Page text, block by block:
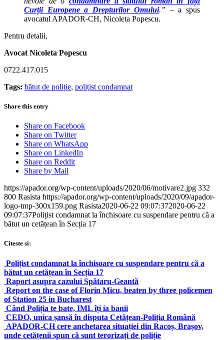
Curții Europene a Drepturilor Omului.” – a spus
avocatul APADOR-CH, Nicoleta Popescu.
Pentru detalii,
Avocat Nicoleta Popescu
0722.417.015
Tags: bătut de poliție, polițist condamnat
Share this entry
Share on Facebook
Share on Twitter
Share on WhatsApp
Share on LinkedIn
Share on Reddit
Share by Mail
https://apador.org/wp-content/uploads/2020/06/motivare2.jpg 332
800 Rasista https://apador.org/wp-content/uploads/2020/09/apador-
logo-tmp-300x159.png Rasista2020-06-22 09:07:372020-06-22
09:07:37Polițist condamnat la închisoare cu suspendare pentru că a
bătut un cetățean în Secția 17
Citeste si:
Polițist condamnat la închisoare cu suspendare pentru că a
bătut un cetățean în Secția 17
Raport asupra cazului Spătaru-Geantă
Report on the case of Florin Micu, beaten by three policemen
of Station 25 in Bucharest
Când Poliția te bate, IML îți ia banii
CEDO, unica șansă în disputa Cetățean-Poliția Română
APADOR-CH cere anchetarea situației din Racoș, Brașov,
unde cetățenii spun că sunt terorizați de poliție